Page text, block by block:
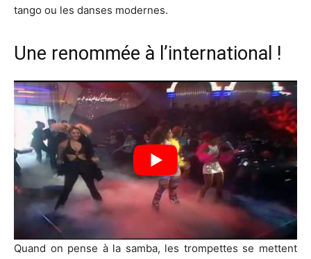
tango ou les danses modernes.
Une renommée à l’international !
Quand on pense à la samba, les trompettes se mettent